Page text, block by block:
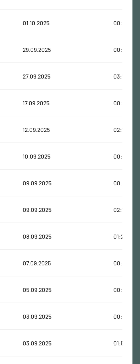
01.10.2025 00:57:28
29.09.2025 00:47:59
27.09.2025 03:10:41
17.09.2025 00:41:07
12.09.2025 02:10:13
10.09.2025 00:38:58
09.09.2025 00:48:37
09.09.2025 02:19:16
08.09.2025 01:25:06
07.09.2025 00:24:32
05.09.2025 00:27:53
03.09.2025 00:46:39
03.09.2025 01:50:55